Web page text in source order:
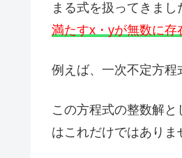
まる式を扱ってきまし
満たすx・yが無数に存
例えば、一次不定方程
この方程式の整数解
はこれだけではありま